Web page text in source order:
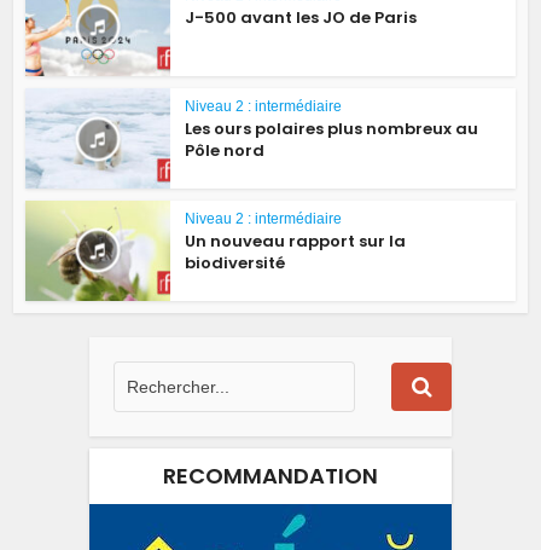
J-500 avant les JO de Paris
Niveau 2 : intermédiaire
Les ours polaires plus nombreux au
Pôle nord
Niveau 2 : intermédiaire
Un nouveau rapport sur la
biodiversité
RECOMMANDATION